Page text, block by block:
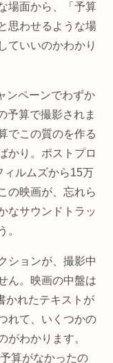
場面から、「予算
思わせるような場
ていいのかわかり
ンペーンでわずか
予算で撮影されま
でこの質のを作る
かり。ポストプロ
ィルムズから15万
の映画が、忘れら
なサウンドトラッ
。
ションが、撮影中
ん。映画の中盤は
かれたテキストが
れて、いくつかの
がわかります。
算がなかったの